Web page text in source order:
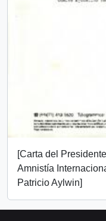
[Carta del
Amnistía
Patricio Aylwin]